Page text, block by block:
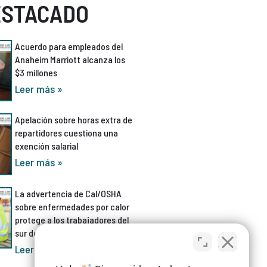
Acuerdo para empleados del
Anaheim Marriott alcanza los
$3 millones
Leer más »
Apelación sobre horas extra de
repartidores cuestiona una
exención salarial
Leer más »
La advertencia de Cal/OSHA
sobre enfermedades por calor
protege a los trabajadores del
sur de California
Leer más »